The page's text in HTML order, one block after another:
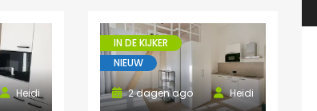
Heidi
IN DE KIJKER
NIEUW
Heidi
2 dagen ago